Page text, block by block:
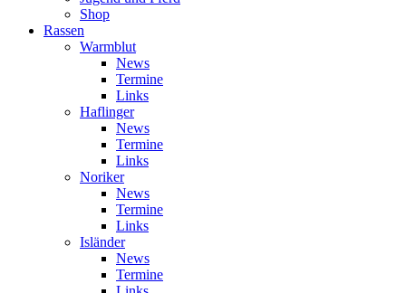
Shop
Rassen
Warmblut
News
Termine
Links
Haflinger
News
Termine
Links
Noriker
News
Termine
Links
Isländer
News
Termine